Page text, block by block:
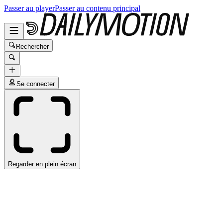
Passer au playerPasser au contenu principal
Rechercher
Se connecter
Regarder en plein écran